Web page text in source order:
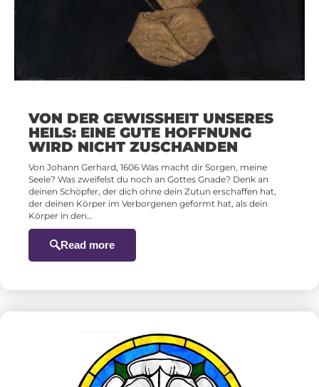
VON DER GEWISSHEIT UNSERES
HEILS: EINE GUTE HOFFNUNG
WIRD NICHT ZUSCHANDEN
Von Johann Gerhard, 1606 Was macht dir Sorgen, meine
Seele? Was zweifelst du noch an Gottes Gnade? Denk an
deinen Schöpfer, der dich ohne dein Zutun erschaffen hat,
der deinen Körper im Verborgenen geformt hat, als dein
Körper in den…
Read more